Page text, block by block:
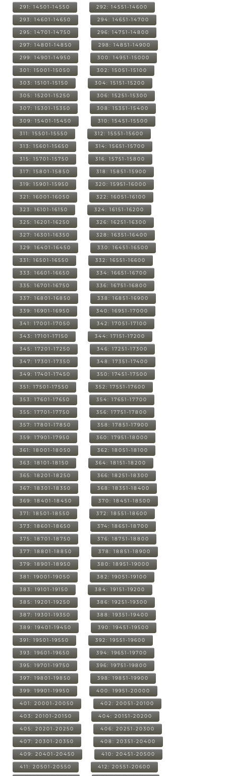
291: 14501-14550 292: 14551-14600
293: 14601-14650 294: 14651-14700
295: 14701-14750 296: 14751-14800
297: 14801-14850 298: 14851-14900
299: 14901-14950 300: 14951-15000
301: 15001-15050 302: 15051-15100
303: 15101-15150 304: 15151-15200
305: 15201-15250 306: 15251-15300
307: 15301-15350 308: 15351-15400
309: 15401-15450 310: 15451-15500
311: 15501-15550 312: 15551-15600
313: 15601-15650 314: 15651-15700
315: 15701-15750 316: 15751-15800
317: 15801-15850 318: 15851-15900
319: 15901-15950 320: 15951-16000
321: 16001-16050 322: 16051-16100
323: 16101-16150 324: 16151-16200
325: 16201-16250 326: 16251-16300
327: 16301-16350 328: 16351-16400
329: 16401-16450 330: 16451-16500
331: 16501-16550 332: 16551-16600
333: 16601-16650 334: 16651-16700
335: 16701-16750 336: 16751-16800
337: 16801-16850 338: 16851-16900
339: 16901-16950 340: 16951-17000
341: 17001-17050 342: 17051-17100
343: 17101-17150 344: 17151-17200
345: 17201-17250 346: 17251-17300
347: 17301-17350 348: 17351-17400
349: 17401-17450 350: 17451-17500
351: 17501-17550 352: 17551-17600
353: 17601-17650 354: 17651-17700
355: 17701-17750 356: 17751-17800
357: 17801-17850 358: 17851-17900
359: 17901-17950 360: 17951-18000
361: 18001-18050 362: 18051-18100
363: 18101-18150 364: 18151-18200
365: 18201-18250 366: 18251-18300
367: 18301-18350 368: 18351-18400
369: 18401-18450 370: 18451-18500
371: 18501-18550 372: 18551-18600
373: 18601-18650 374: 18651-18700
375: 18701-18750 376: 18751-18800
377: 18801-18850 378: 18851-18900
379: 18901-18950 380: 18951-19000
381: 19001-19050 382: 19051-19100
383: 19101-19150 384: 19151-19200
385: 19201-19250 386: 19251-19300
387: 19301-19350 388: 19351-19400
389: 19401-19450 390: 19451-19500
391: 19501-19550 392: 19551-19600
393: 19601-19650 394: 19651-19700
395: 19701-19750 396: 19751-19800
397: 19801-19850 398: 19851-19900
399: 19901-19950 400: 19951-20000
401: 20001-20050 402: 20051-20100
403: 20101-20150 404: 20151-20200
405: 20201-20250 406: 20251-20300
407: 20301-20350 408: 20351-20400
409: 20401-20450 410: 20451-20500
411: 20501-20550 412: 20551-20600